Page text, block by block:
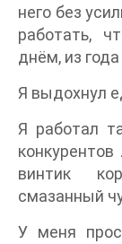
него без
работать,
днём, из года
Я выдохнул
Я работал
винтик
смазанный
У меня